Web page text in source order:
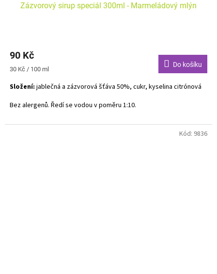
Zázvorový sirup speciál 300ml - Marmeládový mlýn
90 Kč
Měrná
30 Kč / 100 ml
Do košíku
Složení: jablečná a zázvorová šťáva 50%, cukr, kyselina citrónová
Bez alergenů. Ředí se vodou v poměru 1:10.
Kód: 9836